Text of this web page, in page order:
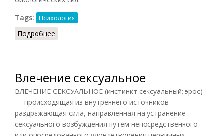
Tags:
Психология
Подробнее
Влечение сексуальное
ВЛЕЧЕНИЕ СЕКСУАЛЬНОЕ (инстинкт сексуальный; эрос)
— происходящая из внутреннего источников
раздражающая сила, направленная на устранение
сексуального возбуждения путем непосредственного